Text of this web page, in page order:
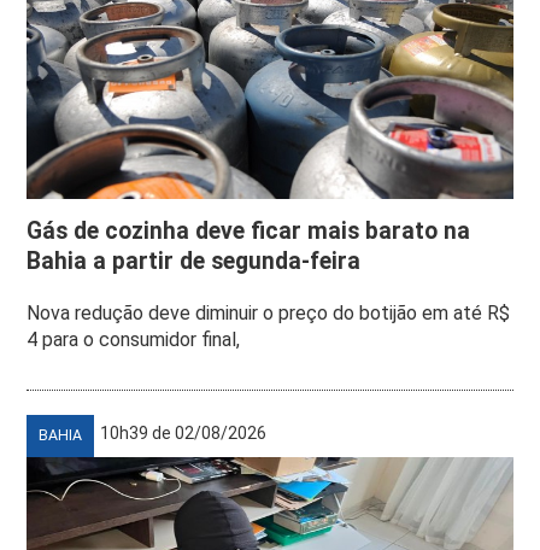
Gás de cozinha deve ficar mais barato na
Bahia a partir de segunda-feira
Nova redução deve diminuir o preço do botijão em até R$
4 para o consumidor final,
BAHIA 10h39 de 02/08/2026